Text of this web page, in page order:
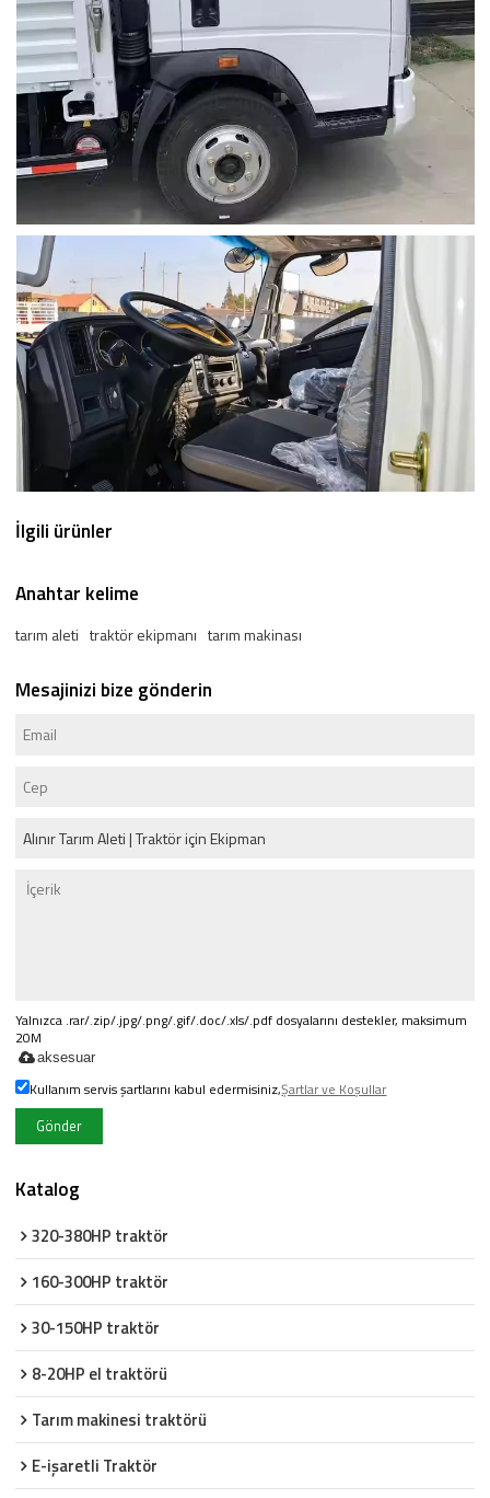
İlgili ürünler
Anahtar kelime
tarım aleti traktör ekipmanı tarım makinası
Mesajinizi bize gönderin
Yalnızca .rar/.zip/.jpg/.png/.gif/.doc/.xls/.pdf dosyalarını destekler, maksimum
20M
aksesuar
Kullanım servis şartlarını kabul edermisiniz,Şartlar ve Koşullar
Gönder
Katalog
320-380HP traktör
160-300HP traktör
30-150HP traktör
8-20HP el traktörü
Tarım makinesi traktörü
E-işaretli Traktör